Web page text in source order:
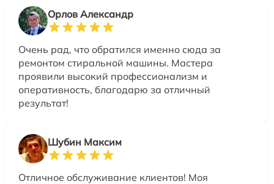
Орлов Александр
Очень рад, что обратился именно сюда за
ремонтом стиральной машины. Мастера
проявили высокий профессионализм и
оперативность, благодарю за отличный
результат!
Шубин Максим
Отличное обслуживание клиентов! Моя